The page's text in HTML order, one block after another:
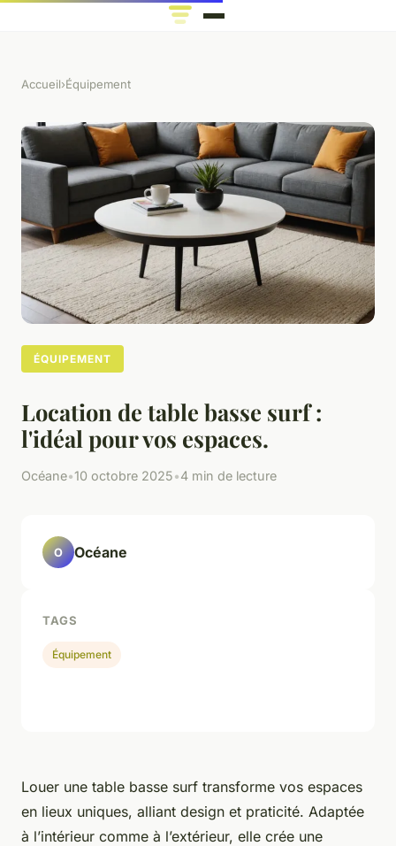
Accueil›Équipement
ÉQUIPEMENT
Location de table basse surf :
l'idéal pour vos espaces.
Océane•10 octobre 2025•4 min de lecture
Louer une table basse surf transforme vos espaces
en lieux uniques, alliant design et praticité. Adaptée
à l’intérieur comme à l’extérieur, elle crée une
O Océane
TAGS
Équipement